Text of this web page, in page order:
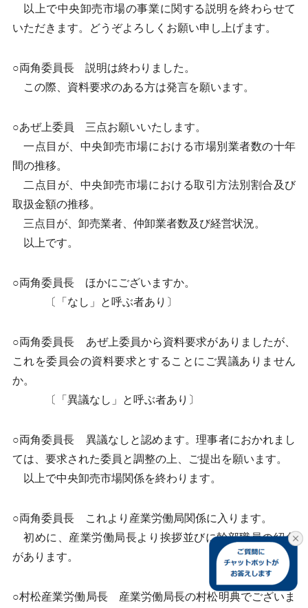
以上で中央卸売市場の事業に関する説明を終わらせて
いただきます。どうぞよろしくお願い申し上げます。
○両角委員長 説明は終わりました。
この際、資料要求のある方は発言を願います。
○あぜ上委員 三点お願いいたします。
一点目が、中央卸売市場における市場別業者数の十年
間の推移。
二点目が、中央卸売市場における取引方法別割合及び
取扱金額の推移。
三点目が、卸売業者、仲卸業者数及び経営状況。
以上です。
○両角委員長 ほかにございますか。
〔「なし」と呼ぶ者あり〕
○両角委員長 あぜ上委員から資料要求がありましたが、
これを委員会の資料要求とすることにご異議ありません
か。
〔「異議なし」と呼ぶ者あり〕
○両角委員長 異議なしと認めます。理事者におかれまし
ては、要求された委員と調整の上、ご提出を願います。
以上で中央卸売市場関係を終わります。
○両角委員長 これより産業労働局関係に入ります。
初めに、産業労働局長より挨拶並びに幹部職員の紹介
があります。
○村松産業労働局長 産業労働局長の村松明典でございま